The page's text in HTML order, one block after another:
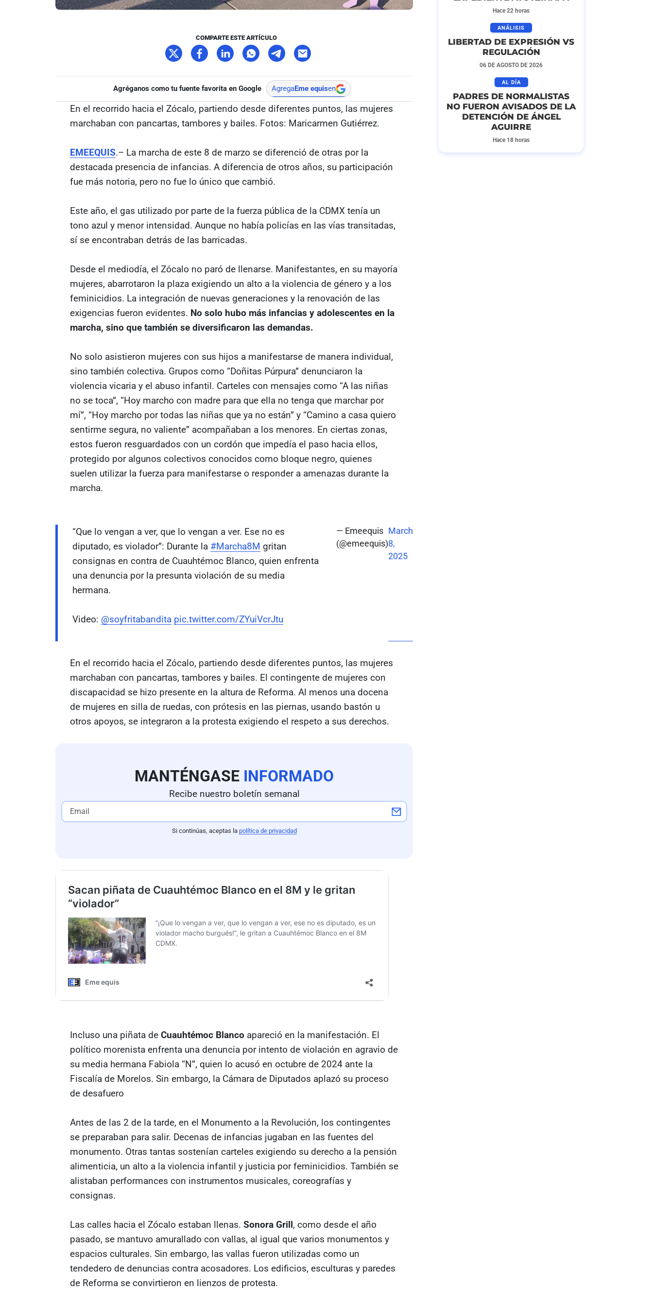
COMPARTE ESTE ARTÍCULO
Agréganos como tu fuente favorita en Google AgregaEme equisen
En el recorrido hacia el Zócalo, partiendo desde diferentes puntos, las mujeres
marchaban con pancartas, tambores y bailes. Fotos: Maricarmen Gutiérrez.
EMEEQUIS.– La marcha de este 8 de marzo se diferenció de otras por la
destacada presencia de infancias. A diferencia de otros años, su participación
fue más notoria, pero no fue lo único que cambió.
Este año, el gas utilizado por parte de la fuerza pública de la CDMX tenía un
tono azul y menor intensidad. Aunque no había policías en las vías transitadas,
sí se encontraban detrás de las barricadas.
Desde el mediodía, el Zócalo no paró de llenarse. Manifestantes, en su mayoría
mujeres, abarrotaron la plaza exigiendo un alto a la violencia de género y a los
feminicidios. La integración de nuevas generaciones y la renovación de las
exigencias fueron evidentes. No solo hubo más infancias y adolescentes en la
marcha, sino que también se diversificaron las demandas.
No solo asistieron mujeres con sus hijos a manifestarse de manera individual,
sino también colectiva. Grupos como “Doñitas Púrpura” denunciaron la
violencia vicaria y el abuso infantil. Carteles con mensajes como “A las niñas
no se toca”, “Hoy marcho con madre para que ella no tenga que marchar por
mí”, “Hoy marcho por todas las niñas que ya no están” y “Camino a casa quiero
sentirme segura, no valiente” acompañaban a los menores. En ciertas zonas,
estos fueron resguardados con un cordón que impedía el paso hacia ellos,
protegido por algunos colectivos conocidos como bloque negro, quienes
suelen utilizar la fuerza para manifestarse o responder a amenazas durante la
marcha.
“Que lo vengan a ver, que lo vengan a ver. Ese no es
diputado, es violador”: Durante la #Marcha8M gritan
consignas en contra de Cuauhtémoc Blanco, quien enfrenta
una denuncia por la presunta violación de su media
hermana.
Video: @soyfritabandita pic.twitter.com/ZYuiVcrJtu
— Emeequis
(@emeequis)
March
8,
2025
En el recorrido hacia el Zócalo, partiendo desde diferentes puntos, las mujeres
marchaban con pancartas, tambores y bailes. El contingente de mujeres con
discapacidad se hizo presente en la altura de Reforma. Al menos una docena
de mujeres en silla de ruedas, con prótesis en las piernas, usando bastón u
otros apoyos, se integraron a la protesta exigiendo el respeto a sus derechos.
MANTÉNGASE INFORMADO
Recibe nuestro boletín semanal
Si continúas, aceptas la política de privacidad
Incluso una piñata de Cuauhtémoc Blanco apareció en la manifestación. El
político morenista enfrenta una denuncia por intento de violación en agravio de
su media hermana Fabiola “N”, quien lo acusó en octubre de 2024 ante la
Fiscalía de Morelos. Sin embargo, la Cámara de Diputados aplazó su proceso
de desafuero
Antes de las 2 de la tarde, en el Monumento a la Revolución, los contingentes
se preparaban para salir. Decenas de infancias jugaban en las fuentes del
monumento. Otras tantas sostenían carteles exigiendo su derecho a la pensión
alimenticia, un alto a la violencia infantil y justicia por feminicidios. También se
alistaban performances con instrumentos musicales, coreografías y
consignas.
Las calles hacia el Zócalo estaban llenas. Sonora Grill, como desde el año
pasado, se mantuvo amurallado con vallas, al igual que varios monumentos y
espacios culturales. Sin embargo, las vallas fueron utilizadas como un
tendedero de denuncias contra acosadores. Los edificios, esculturas y paredes
de Reforma se convirtieron en lienzos de protesta.
Hace 22 horas
ANÁLISIS
LIBERTAD DE EXPRESIÓN VS
REGULACIÓN
06 DE AGOSTO DE 2026
AL DÍA
PADRES DE NORMALISTAS
NO FUERON AVISADOS DE LA
DETENCIÓN DE ÁNGEL
AGUIRRE
Hace 18 horas